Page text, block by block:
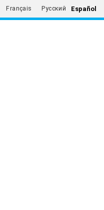
Français Русский Español